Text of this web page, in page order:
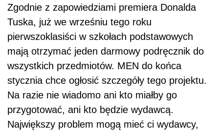
Zgodnie z zapowiedziami premiera Donalda
Tuska, już we wrześniu tego roku
pierwszoklasiści w szkołach podstawowych
mają otrzymać jeden darmowy podręcznik do
wszystkich przedmiotów. MEN do końca
stycznia chce ogłosić szczegóły tego projektu.
Na razie nie wiadomo ani kto miałby go
przygotować, ani kto będzie wydawcą.
Największy problem mogą mieć ci wydawcy,